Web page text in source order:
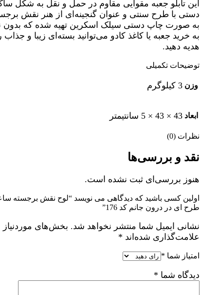
این تابلو جعبه مقوایی مقاوم در حمل و نقل به شکل
دستی با طرح‌ سنتی و عنوان گنجینه‌ای از هنر نقش
به صورت چاپ دستی سیلک اسکرین تهیه شده که بدون
به خرید جعبه یا کاغذ کادو می‌توانید بسته‌ای زیبا و جذاب
هدیه دهید.
توضیحات تکمیلی
وزن 3 کیلوگرم
ابعاد 43 × 43 × 5 سانتیمتر
نظرات (0)
نقد و بررسی‌ها
هنوز بررسی‌ای ثبت نشده است.
اولین کسی باشید که دیدگاهی می نویسد “لوح نقش برجسته
طرح ای در درون جانم کد 176”
نشانی ایمیل شما منتشر نخواهد شد. بخش‌های موردنیاز
علامت‌گذاری شده‌اند *
امتیاز شما *
دیدگاه شما *